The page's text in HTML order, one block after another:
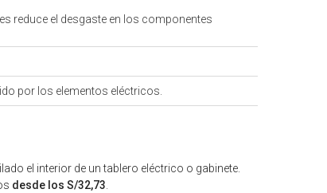
reduce el desgaste en los componentes
por los elementos eléctricos.
el interior de un tablero eléctrico o gabinete.
desde los S/32,73